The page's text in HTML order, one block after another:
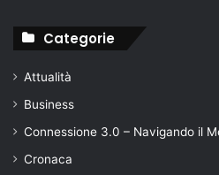
Categorie
Attualità
Business
Connessione 3.0 – Navigando il
Cronaca